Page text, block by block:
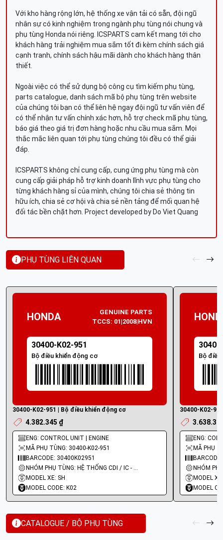
Với kho hàng rộng lớn, hệ thống xe vận tải có sẵn, đội ngũ
nhân sự có kinh nghiệm trong ngành phụ tùng nói chung và
phụ tùng Honda nói riêng. ICSPARTS cam kết mang tới cho
khách hàng trải nghiệm mua sắm tốt đi kèm chính sách giá
cạnh tranh, chính sách hậu mãi dành cho khách hàng thân
thiết.
Ngoài việc có thể sử dụng bộ công cụ tìm kiếm phụ tùng,
parts catalogue, danh sách mã bộ phụ tùng trên website
của chúng tôi bạn có thể liên hệ ngay đội ngũ tư vấn viên để
có thể nhận tư vấn chính xác hơn, hỗ trợ check mã phụ tùng,
báo giá theo giá trị đơn hàng hoặc nhu cầu mua sắm. Mọi
thắc mắc liên quan tới phụ tùng chúng tôi đều có thể giải
đáp.
ICSPARTS không chỉ cung cấp, cung ứng phụ tùng mà còn
cung cấp giải pháp hỗ trợ kinh doanh lĩnh vực phụ tùng cho
từng khách hàng sỉ của mình, chúng tôi chia sẻ thông tin
hữu ích, chia sẻ cơ hội và chia sẻ nền tảng để mối quan hệ
đối tác bền chặt hơn. Project developed by Do Viet Quang
PHỤ TÙNG LIÊN QUAN
HONDA
GENUINE PARTS
TCCS: 01|2008|HVN
30400-K02-951
Bộ điều khiển động cơ
30400-K02-951 | Bộ điều khiển động cơ
4.382.345 ₫
ENG: CONTROL UNIT | ENGINE
MÃ PHỤ TÙNG: 30400-K02-951
BARCODE: 30400K02951
NHÓM PHỤ TÙNG: HỆ THỐNG CDI / IC - MOBIN SƯỜN
MODEL XE: SH
MODEL CODE: K02
Bộ
30400-K02-
ENG:
MÃ PHỤ
MODEL
MODEL
CATALOGUE / BỘ PHỤ TÙNG